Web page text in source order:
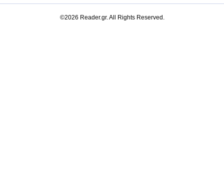
©2026 Reader.gr. All Rights Reserved.